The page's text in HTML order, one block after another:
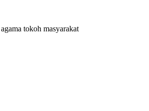
tokoh masyarakat